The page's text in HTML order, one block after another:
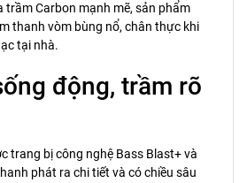
trầm Carbon mạnh mẽ, sản phẩm
thanh vòm bùng nổ, chân thực khi
tại nhà.
động, trầm rõ
trang bị công nghệ Bass Blast+ và
phát ra chi tiết và có chiều sâu